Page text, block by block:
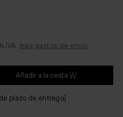
IVA. más gastos de envío
Añadir a la cesta
plazo de entrega)